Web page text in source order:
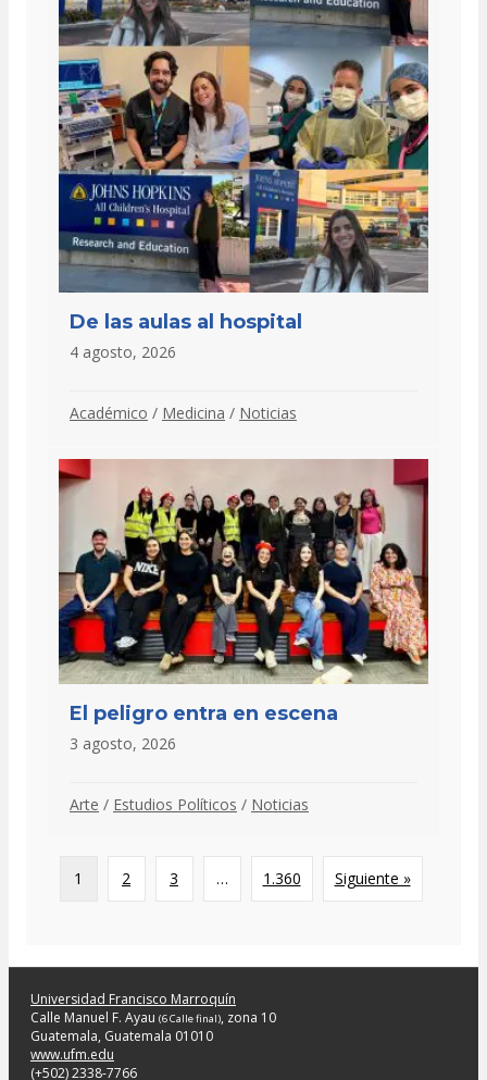
De las aulas al hospital
4 agosto, 2026
Académico / Medicina / Noticias
El peligro entra en escena
3 agosto, 2026
Arte / Estudios Políticos / Noticias
1 2 3 … 1.360 Siguiente »
Universidad Francisco Marroquín
Calle Manuel F. Ayau (6 Calle final), zona 10
Guatemala, Guatemala 01010
www.ufm.edu
(+502) 2338-7766